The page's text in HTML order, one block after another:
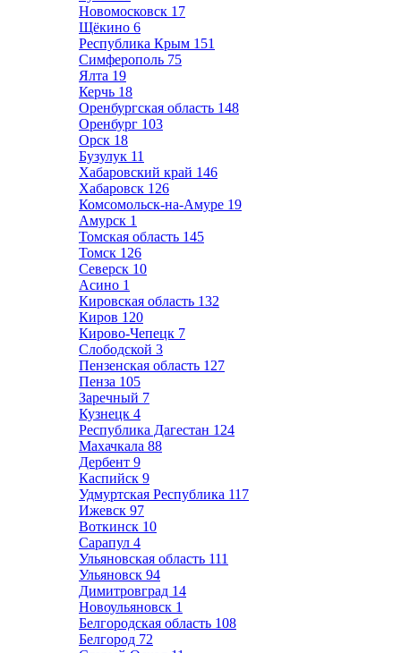
Новомосковск 17
Щёкино 6
Республика Крым 151
Симферополь 75
Ялта 19
Керчь 18
Оренбургская область 148
Оренбург 103
Орск 18
Бузулук 11
Хабаровский край 146
Хабаровск 126
Комсомольск-на-Амуре 19
Амурск 1
Томская область 145
Томск 126
Северск 10
Асино 1
Кировская область 132
Киров 120
Кирово-Чепецк 7
Слободской 3
Пензенская область 127
Пенза 105
Заречный 7
Кузнецк 4
Республика Дагестан 124
Махачкала 88
Дербент 9
Каспийск 9
Удмуртская Республика 117
Ижевск 97
Воткинск 10
Сарапул 4
Ульяновская область 111
Ульяновск 94
Димитровград 14
Новоульяновск 1
Белгородская область 108
Белгород 72